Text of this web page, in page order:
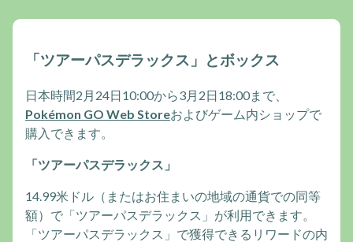
「ツアーパスデラックス」とボックス
日本時間2月24日10:00から3月2日18:00まで、
Pokémon GO Web Storeおよびゲーム内ショップで
購入できます。
「ツアーパスデラックス」
14.99米ドル（またはお住まいの地域の通貨での同等
額）で「ツアーパスデラックス」が利用できます。
「ツアーパスデラックス」で獲得できるリワードの内